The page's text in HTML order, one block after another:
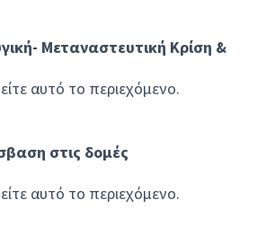
Μεταναστευτική Κρίση &
αυτό το περιεχόμενο.
στις δομές
αυτό το περιεχόμενο.